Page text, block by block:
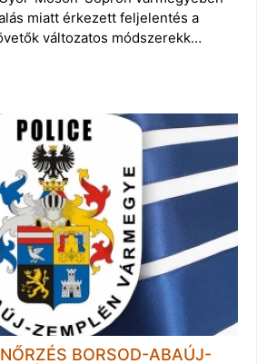
miatt érkezett feljelentés a
változatos módszerekk…
BORSOD-ABAÚJ-